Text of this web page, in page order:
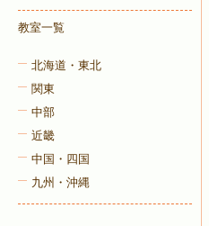
教室一覧
北海道・東北
関東
中部
近畿
中国・四国
九州・沖縄